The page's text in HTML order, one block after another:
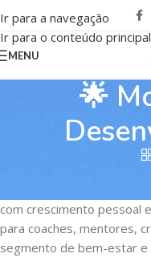
Ir para a navegação
Ir para o conteúdo principal
MENU
🌟
com crescimento pessoal
para coaches, mentores,
segmento de bem-estar e